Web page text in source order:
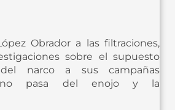
Obrador a las filtraciones,
sobre el supuesto
del narco a sus campañas
no pasa del enojo y la